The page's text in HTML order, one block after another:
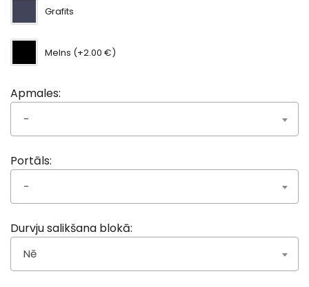
Grafits
Melns (+2.00 €)
Apmales:
-
Portāls:
-
Durvju salikšana blokā:
Nē